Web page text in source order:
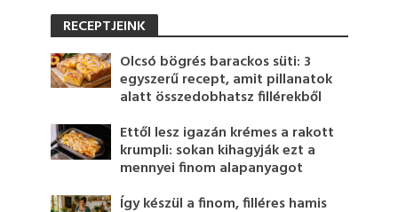
RECEPTJEINK
Olcsó bögrés barackos süti: 3
egyszerű recept, amit pillanatok
alatt összedobhatsz fillérekből
Ettől lesz igazán krémes a rakott
krumpli: sokan kihagyják ezt a
mennyei finom alapanyagot
Így készül a finom, filléres hamis